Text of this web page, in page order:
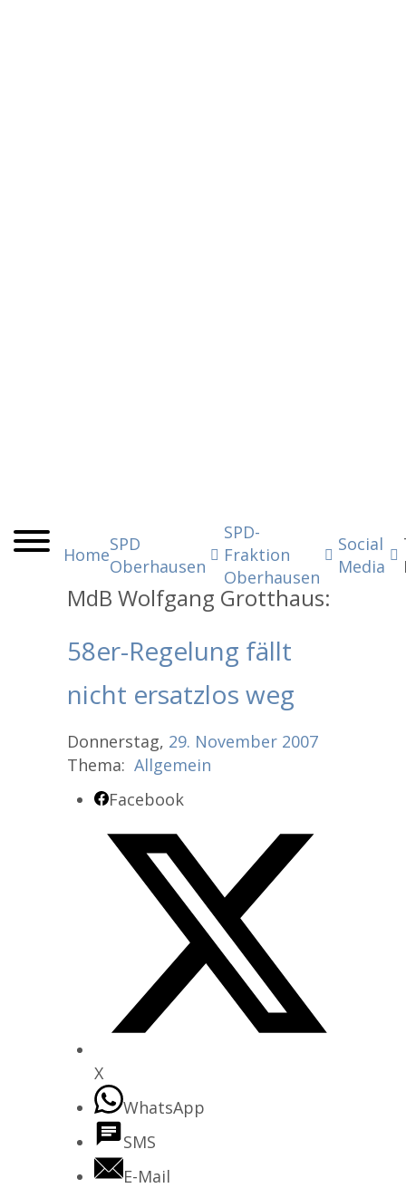
Home
SPD
Oberhausen
SPD-
Fraktion
Oberhausen
Social
Media
MdB Wolfgang Grotthaus:
58er-Regelung fällt
nicht ersatzlos weg
Donnerstag, 29. November 2007
Thema: Allgemein
Facebook
X
WhatsApp
SMS
E-Mail